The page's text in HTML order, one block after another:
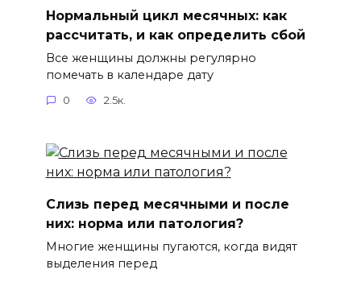
Нормальный цикл месячных: как
рассчитать, и как определить сбой
Все женщины должны регулярно
помечать в календаре дату
0 2.5к.
Слизь перед месячными и после
них: норма или патология?
Многие женщины пугаются, когда видят
выделения перед